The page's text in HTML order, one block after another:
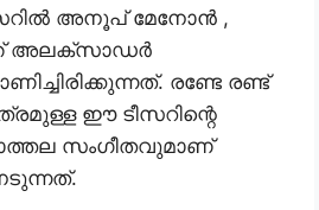
അനൂപ് മേനോൻ ,
അലക്സാഡർ
രണ്ടേ രണ്ട്
ഈ ടീസറിന്റെ
സംഗീതവുമാണ്